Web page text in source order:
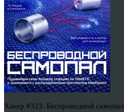
Хакер #323. Беспроводной самопал